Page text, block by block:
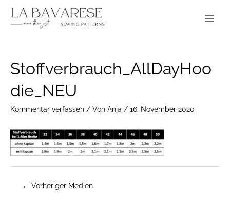
Inhalt
Stoffverbrauch_AllDayHoo
die_NEU
Kommentar verfassen / Von Anja / 16. November 2020
navigation
← Vorheriger Medien